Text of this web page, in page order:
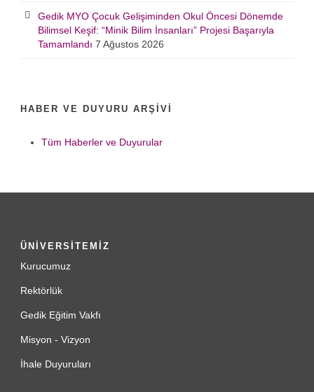
Gedik MYO Çocuk Gelişiminden Okul Öncesi Dönemde
Bilimsel Keşif: “Minik Bilim İnsanları” Projesi Başarıyla
Tamamlandı 7 Ağustos 2026
HABER VE DUYURU ARŞIVI
Tüm Haberler ve Duyurular
ÜNİVERSİTEMİZ
Kurucumuz
Rektörlük
Gedik Eğitim Vakfı
Misyon - Vizyon
İhale Duyuruları